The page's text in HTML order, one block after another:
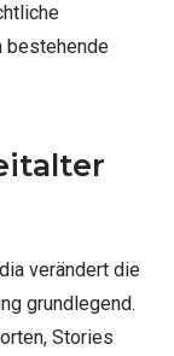
bestehende
verändert die
grundlegend.
Stories